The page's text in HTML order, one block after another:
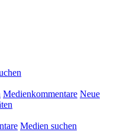
Medienkommentare Neue
Medien suchen